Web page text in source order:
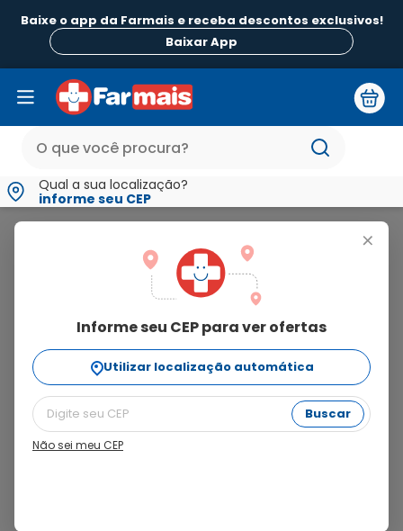
Baixe o app da Farmais e receba descontos exclusivos!
Baixar App
Qual a sua localização?
informe seu CEP
+
Informe seu CEP para ver ofertas
Utilizar localização automática
Buscar
Não sei meu CEP
Ordenar Por
relevância
7%